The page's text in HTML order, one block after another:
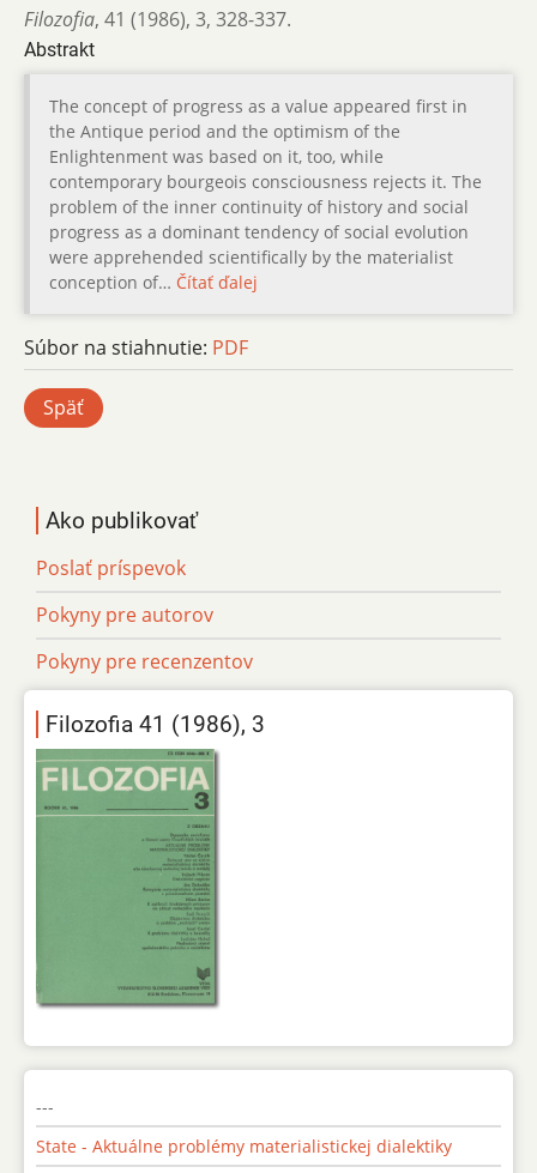
Filozofia, 41 (1986), 3, 328-337.
Abstrakt
The concept of progress as a value appeared first in
the Antique period and the optimism of the
Enlightenment was based on it, too, while
contemporary bourgeois consciousness rejects it. The
problem of the inner continuity of history and social
progress as a dominant tendency of social evolution
were apprehended scientifically by the materialist
conception of… Čítať ďalej
Súbor na stiahnutie: PDF
Späť
Ako publikovať
Poslať príspevok
Pokyny pre autorov
Pokyny pre recenzentov
Filozofia 41 (1986), 3
---
State - Aktuálne problémy materialistickej dialektiky